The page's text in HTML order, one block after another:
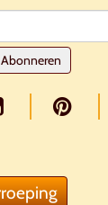
Abonneren